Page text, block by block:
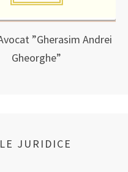
”Gherasim Andrei
Gheorghe”
JURIDICE